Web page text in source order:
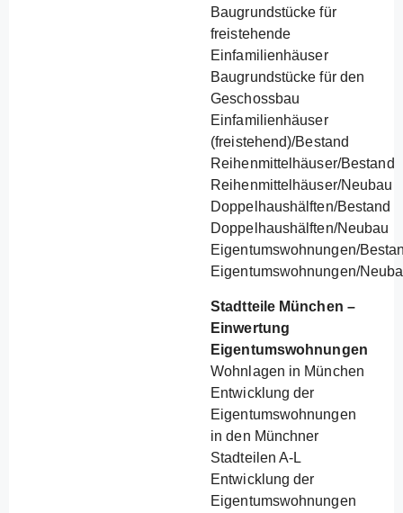
Baugrundstücke für
freistehende
Einfamilienhäuser
Baugrundstücke für den
Geschossbau
Einfamilienhäuser
(freistehend)/Bestand
Reihenmittelhäuser/Bestand
Reihenmittelhäuser/Neubau
Doppelhaushälften/Bestand
Doppelhaushälften/Neubau
Eigentumswohnungen/
Eigentumswohnungen/
Stadtteile München –
Einwertung
Eigentumswohnungen
Wohnlagen in München
Entwicklung der
Eigentumswohnungen
in den Münchner
Stadteilen A-L
Entwicklung der
Eigentumswohnungen